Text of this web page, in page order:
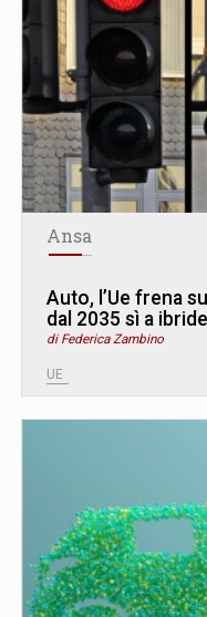
Ansa
Auto, l’Ue frena
dal 2035 sì a
di Federica Zambino
UE